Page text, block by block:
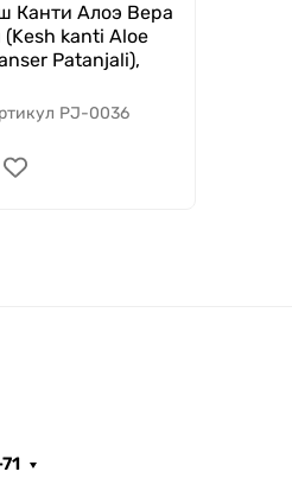
Канти Алоэ Вера
kanti Aloe
Patanjali),
PJ-0036